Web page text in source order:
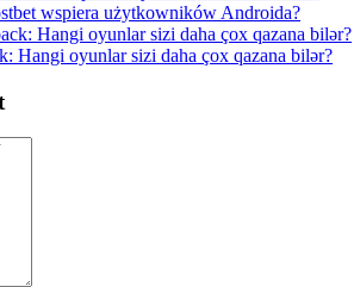
wspiera użytkowników Androida?
Hangi oyunlar sizi daha çox qazana bilər?